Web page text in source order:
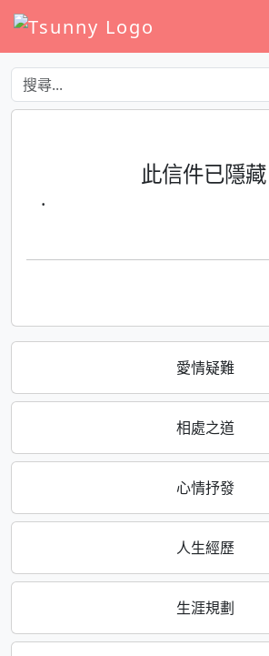
愛情疑難
相處之道
心情抒發
人生經歷
生涯規劃
此信件已隱藏
·